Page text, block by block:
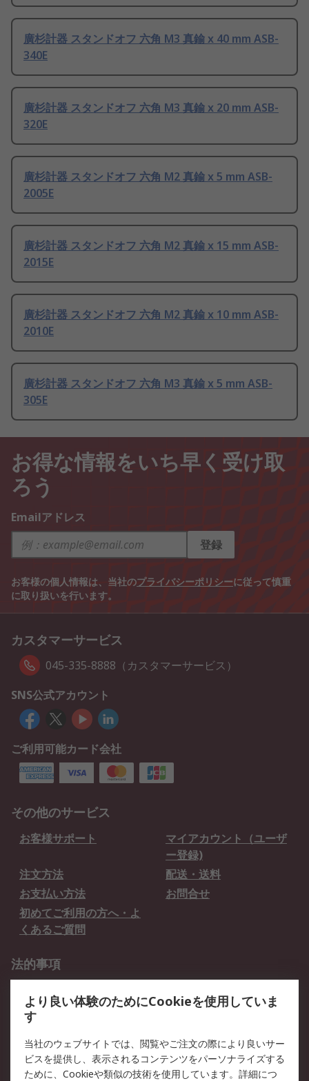
廣杉計器 スタンドオフ 六角 M3 真鍮 x 40 mm ASB-
340E
廣杉計器 スタンドオフ 六角 M3 真鍮 x 20 mm ASB-
320E
廣杉計器 スタンドオフ 六角 M2 真鍮 x 5 mm ASB-
2005E
廣杉計器 スタンドオフ 六角 M2 真鍮 x 15 mm ASB-
2015E
廣杉計器 スタンドオフ 六角 M2 真鍮 x 10 mm ASB-
2010E
廣杉計器 スタンドオフ 六角 M3 真鍮 x 5 mm ASB-
305E
お得な情報をいち早く受け取
ろう
Emailアドレス
登録
お客様の個人情報は、当社のプライバシーポリシーに従って慎重
に取り扱いを行います。
カスタマーサービス
045-335-8888（カスタマーサービス）
SNS公式アカウント
ご利用可能カード会社
その他のサービス
お客様サポート
マイアカウント（ユーザ
ー登録)
注文方法
配送・送料
お支払い方法
お問合せ
初めてご利用の方へ・よ
くあるご質問
法的事項
クッキーポリシー
RSについて
会社概要 採用情報
より良い体験のためにCookieを使用していま
す
当社のウェブサイトでは、閲覧やご注文の際により良いサー
ビスを提供し、表示されるコンテンツをパーソナライズする
ために、Cookieや類似の技術を使用しています。詳細につ